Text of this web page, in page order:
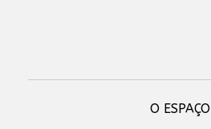
O ESPAÇO